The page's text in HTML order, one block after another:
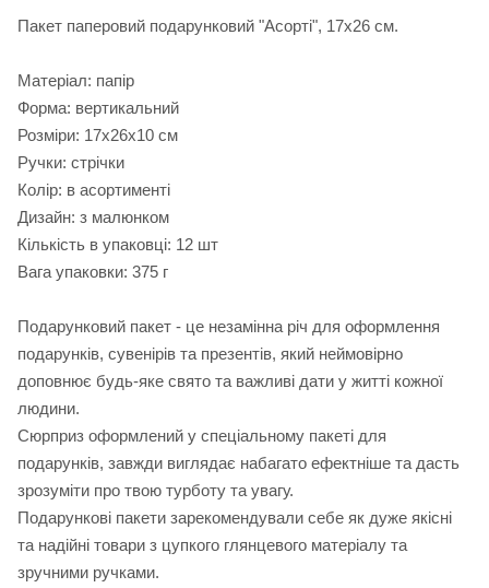
Пакет паперовий подарунковий "Асорті", 17х26 см.
Матеріал: папір
Форма: вертикальний
Розміри: 17х26х10 см
Ручки: стрічки
Колір: в асортименті
Дизайн: з малюнком
Кількість в упаковці: 12 шт
Вага упаковки: 375 г
Подарунковий пакет - це незамінна річ для оформлення
подарунків, сувенірів та презентів, який неймовірно
доповнює будь-яке свято та важливі дати у житті кожної
людини.
Сюрприз оформлений у спеціальному пакеті для
подарунків, завжди виглядає набагато ефектніше та дасть
зрозуміти про твою турботу та увагу.
Подарункові пакети зарекомендували себе як дуже якісні
та надійні товари з цупкого глянцевого матеріалу та
зручними ручками.